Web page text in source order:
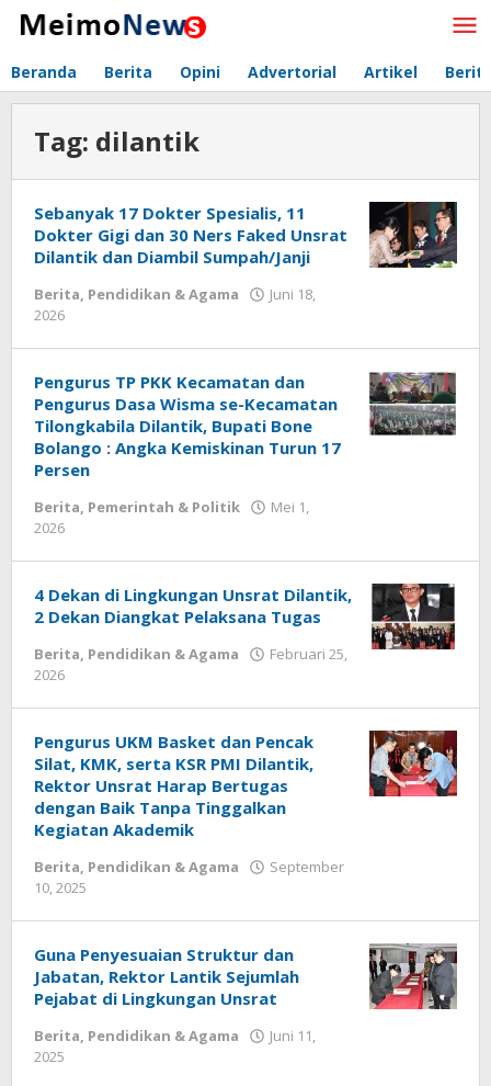
Lewati
Beranda Berita Opini Advertorial Artikel
Tag: dilantik
Sebanyak 17 Dokter Spesialis, 11
Dokter Gigi dan 30 Ners Faked Unsrat
Dilantik dan Diambil Sumpah/Janji
Berita, Pendidikan & Agama
Juni 18,
2026
Pengurus TP PKK Kecamatan dan
Pengurus Dasa Wisma se-Kecamatan
Tilongkabila Dilantik, Bupati Bone
Bolango : Angka Kemiskinan Turun 17
Persen
Berita, Pemerintah & Politik
Mei 1,
2026
4 Dekan di Lingkungan Unsrat Dilantik,
2 Dekan Diangkat Pelaksana Tugas
Berita, Pendidikan & Agama
Februari 25,
2026
Pengurus UKM Basket dan Pencak
Silat, KMK, serta KSR PMI Dilantik,
Rektor Unsrat Harap Bertugas
dengan Baik Tanpa Tinggalkan
Kegiatan Akademik
Berita, Pendidikan & Agama
September
10, 2025
Guna Penyesuaian Struktur dan
Jabatan, Rektor Lantik Sejumlah
Pejabat di Lingkungan Unsrat
Berita, Pendidikan & Agama
Juni 11,
2025